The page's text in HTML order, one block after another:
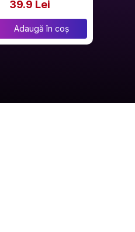
39.9 Lei
Adaugă în coș